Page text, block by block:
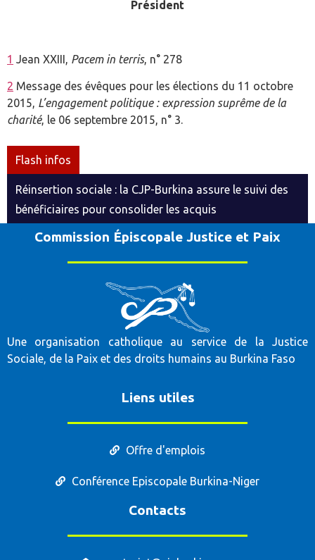
Président
1 Jean XXIII, Pacem in terris, n° 278
2 Message des évêques pour les élections du 11 octobre
2015, L’engagement politique : expression suprême de la
charité, le 06 septembre 2015, n° 3.
Flash infos
Réinsertion sociale : la CJP-Burkina assure le suivi des
bénéficiaires pour consolider les acquis
Commission Épiscopale Justice et Paix
Une organisation catholique au service de la Justice
Sociale, de la Paix et des droits humains au Burkina Faso
Liens utiles
Offre d'emplois
Conférence Episcopale Burkina-Niger
Contacts